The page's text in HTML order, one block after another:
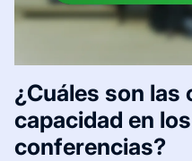
¿Cuáles son las
capacidad en
conferencias?